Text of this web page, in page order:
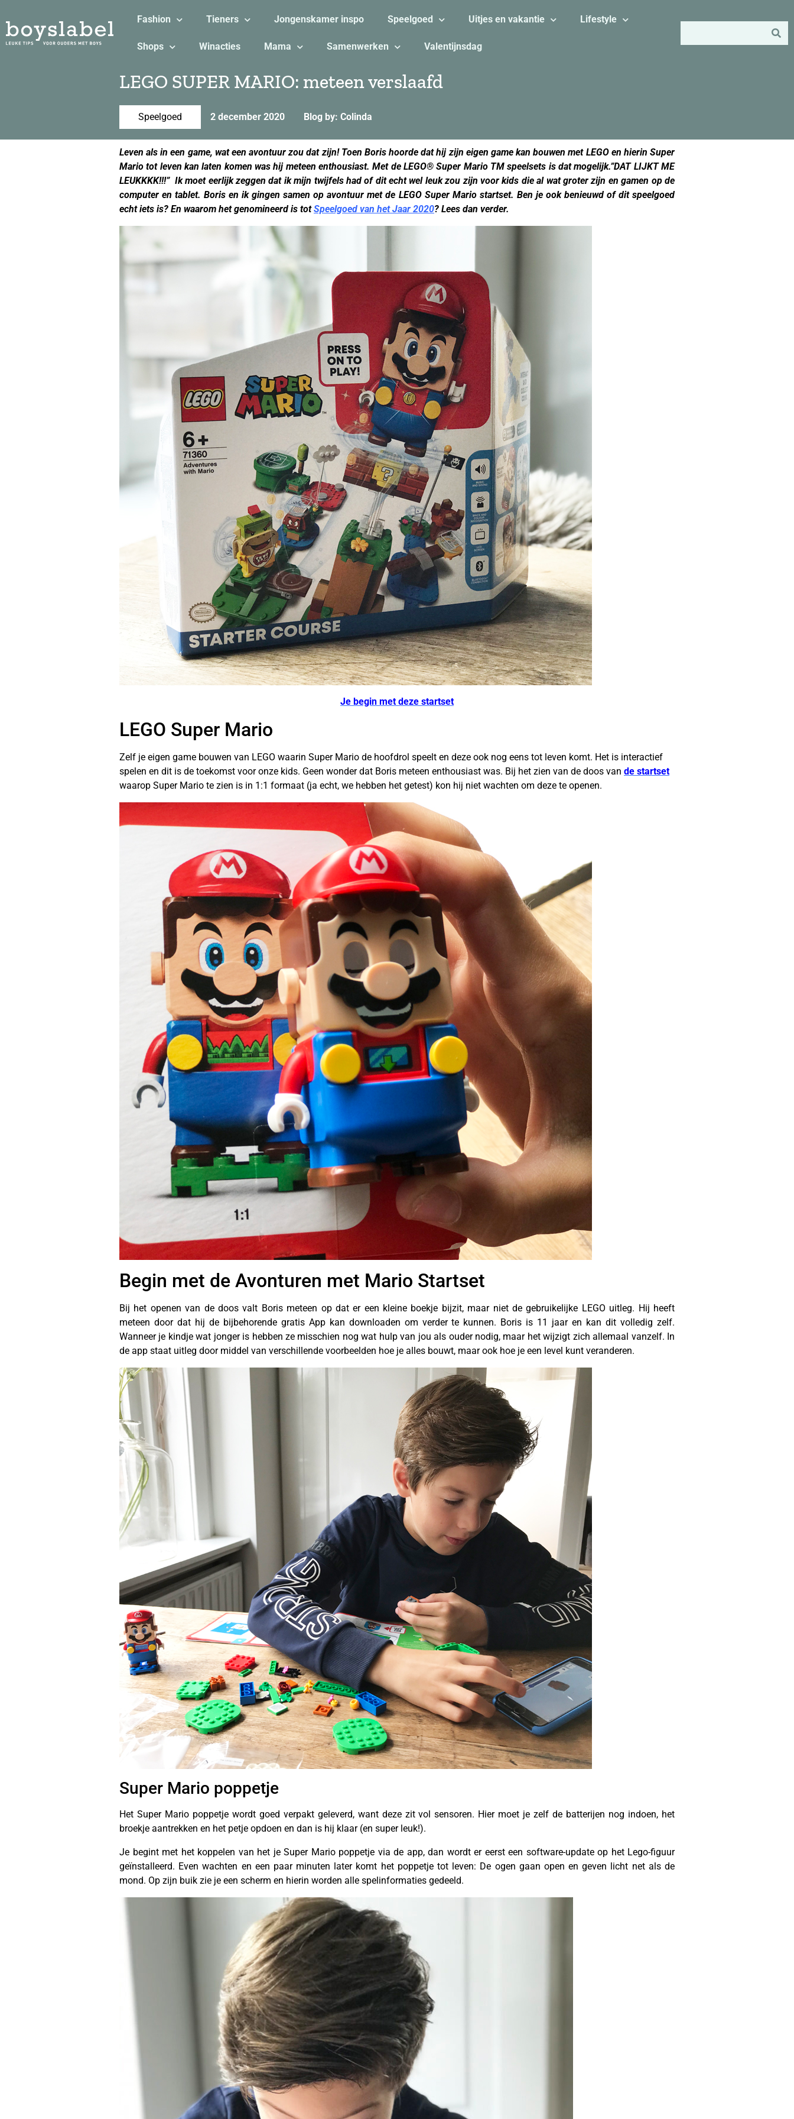
Fashion Tieners Jongenskamer inspo Speelgoed Uitjes en vakantie Lifestyle
Shops Winacties Mama Samenwerken Valentijnsdag
LEGO SUPER MARIO: meteen verslaafd
Speelgoed 2 december 2020 Blog by: Colinda
Leven als in een game, wat een avontuur zou dat zijn! Toen Boris hoorde dat hij zijn eigen game kan bouwen met LEGO en hierin Super
Mario tot leven kan laten komen was hij meteen enthousiast. Met de LEGO® Super Mario TM speelsets is dat mogelijk.”DAT LIJKT ME
LEUKKKK!!!” Ik moet eerlijk zeggen dat ik mijn twijfels had of dit echt wel leuk zou zijn voor kids die al wat groter zijn en gamen op de
computer en tablet. Boris en ik gingen samen op avontuur met de LEGO Super Mario startset. Ben je ook benieuwd of dit speelgoed
echt iets is? En waarom het genomineerd is totSpeelgoed van het Jaar 2020? Lees dan verder.
Je begin met deze startset
LEGO Super Mario
Zelf je eigen game bouwen van LEGO waarin Super Mario de hoofdrol speelt en deze ook nog eens tot leven komt. Het is interactief
spelen en dit is de toekomst voor onze kids. Geen wonder dat Boris meteen enthousiast was. Bij het zien van de doos van de startset
waarop Super Mario te zien is in 1:1 formaat (ja echt, we hebben het getest) kon hij niet wachten om deze te openen.
Begin met de Avonturen met Mario Startset
Bij het openen van de doos valt Boris meteen op dat er een kleine boekje bijzit, maar niet de gebruikelijke LEGO uitleg. Hij heeft
meteen door dat hij de bijbehorende gratis App kan downloaden om verder te kunnen. Boris is 11 jaar en kan dit volledig zelf.
Wanneer je kindje wat jonger is hebben ze misschien nog wat hulp van jou als ouder nodig, maar het wijzigt zich allemaal vanzelf. In
de app staat uitleg door middel van verschillende voorbeelden hoe je alles bouwt, maar ook hoe je een level kunt veranderen.
Super Mario poppetje
Het Super Mario poppetje wordt goed verpakt geleverd, want deze zit vol sensoren. Hier moet je zelf de batterijen nog indoen, het
broekje aantrekken en het petje opdoen en dan is hij klaar (en super leuk!).
Je begint met het koppelen van het je Super Mario poppetje via de app, dan wordt er eerst een software-update op het Lego-figuur
geïnstalleerd. Even wachten en een paar minuten later komt het poppetje tot leven: De ogen gaan open en geven licht net als de
mond. Op zijn buik zie je een scherm en hierin worden alle spelinformaties gedeeld.